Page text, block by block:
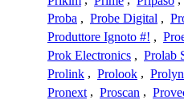
Proba , Probe Digital ,
Produttore Ignoto #! ,
Prok Electronics , Prolab
Prolink , Prolook ,
Pronext , Proscan ,